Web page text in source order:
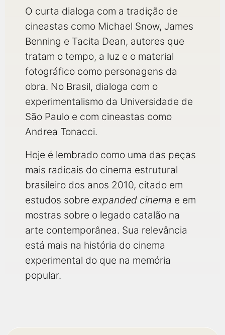
O curta dialoga com a tradição de
cineastas como Michael Snow, James
Benning e Tacita Dean, autores que
tratam o tempo, a luz e o material
fotográfico como personagens da
obra. No Brasil, dialoga com o
experimentalismo da Universidade de
São Paulo e com cineastas como
Andrea Tonacci.
Hoje é lembrado como uma das peças
mais radicais do cinema estrutural
brasileiro dos anos 2010, citado em
estudos sobre expanded cinema e em
mostras sobre o legado catalão na
arte contemporânea. Sua relevância
está mais na história do cinema
experimental do que na memória
popular.